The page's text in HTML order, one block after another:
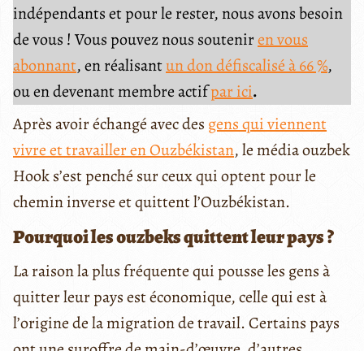
indépendants et pour le rester, nous avons besoin
de vous ! Vous pouvez nous souteniren vous
abonnant, en réalisantun don défiscalisé à 66 %,
ou en devenant membre actifpar ici.
Après avoir échangé avec des gens qui viennent
vivre et travailler en Ouzbékistan, le média ouzbek
Hook s’est penché sur ceux qui optent pour le
chemin inverse et quittent l’Ouzbékistan.
Pourquoi les ouzbeks quittent leur pays ?
La raison la plus fréquente qui pousse les gens à
quitter leur pays est économique, celle qui est à
l’origine de la migration de travail. Certains pays